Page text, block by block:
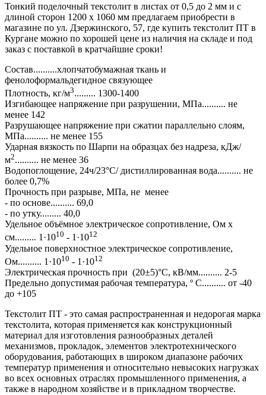
Тонкий поделочный текстолит в листах от 0,5 до 2 мм и с
длиной сторон 1200 х 1060 мм предлагаем приобрести в
магазине по ул. Дзержинского, 57, где купить текстолит ПТ в
Кургане можно по хорошей цене из наличия на складе и под
заказ с поставкой в кратчайшие сроки!
Состав..........хлопчатобумажная ткань и
фенолоформальдегидное связующее
Плотность, кг/м3......... 1300-1400
Изгибающее напряжение при разрушении, МПа.......... не
менее 142
Разрушающее напряжение при сжатии параллельно слоям,
МПа.......... не менее 155
Ударная вязкость по Шарпи на образцах без надреза, кДж/
м2.......... не менее 36
Водопоглощение, 24ч/23°С/ дистиллированная вода.......... не
более 0,7%
Прочность при разрыве, МПа, не менее
- по основе.......... 69,0
- по утку......... 40,0
Удельное объёмное электрическое сопротивление, Ом x
см......... 1·1010 - 1·1012
Удельное поверхностное электрическое сопротивление,
Ом.......... 1·1010 - 1·1012
Электрическая прочность при (20±5)°С, кВ/мм.......... 2-5
Предельно допустимая рабочая температура, º C.......... от -40
до +105
Текстолит ПТ - это самая распространенная и недорогая марка
текстолита, которая применяется как конструкционный
материал для изготовления разнообразных деталей
механизмов, прокладок, элементов электротехнического
оборудования, работающих в широком диапазоне рабочих
температур применения и относительно невысоких нагрузках
во всех основных отраслях промышленного применения, а
также в народном хозяйстве и в прикладном творчестве.